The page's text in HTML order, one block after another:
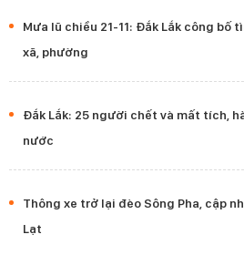
Mưa lũ chiều 21-11: Đắk Lắk công bố
xã, phường
Đắk Lắk: 25 người chết và mất tích,
nước
Thông xe trở lại đèo Sông Pha, cập
Lạt